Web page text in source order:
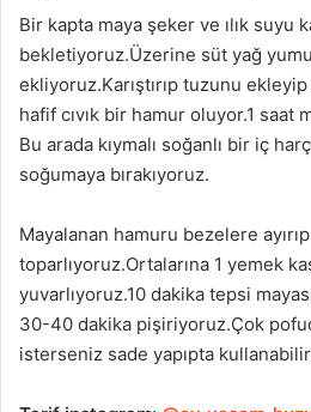
Bir kapta maya şeker ve ılık suyu
bekletiyoruz.Üzerine süt yağ
ekliyoruz.Karıştırıp tuzunu
hafif cıvık bir hamur oluyor.1 saat
Bu arada kıymalı soğanlı bir iç
soğumaya bırakıyoruz.
Mayalanan hamuru bezelere
toparlıyoruz.Ortalarına 1 yemek
yuvarlıyoruz.10 dakika tepsi
30-40 dakika pişiriyoruz.Çok
isterseniz sade yapıpta